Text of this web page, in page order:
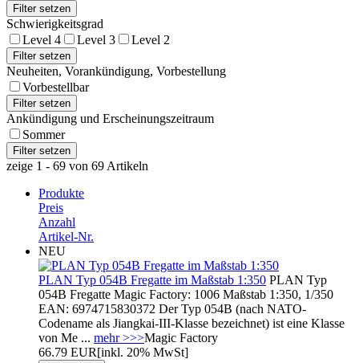
Schwierigkeitsgrad
Level 4
Level 3 Level 2
Neuheiten, Vorankündigung, Vorbestellung
Vorbestellbar
Ankündigung und Erscheinungszeitraum
Sommer
zeige 1 - 69 von 69 Artikeln
Produkte
Preis
Anzahl
Artikel-Nr.
NEU
PLAN Typ 054B Fregatte im Maßstab 1:350 PLAN Typ
054B Fregatte Magic Factory: 1006 Maßstab 1:350, 1/350
EAN: 6974715830372 Der Typ 054B (nach NATO-
Codename als Jiangkai-III-Klasse bezeichnet) ist eine Klasse
von Me ... mehr >>>Magic Factory
66.79 EUR[inkl. 20% MwSt]